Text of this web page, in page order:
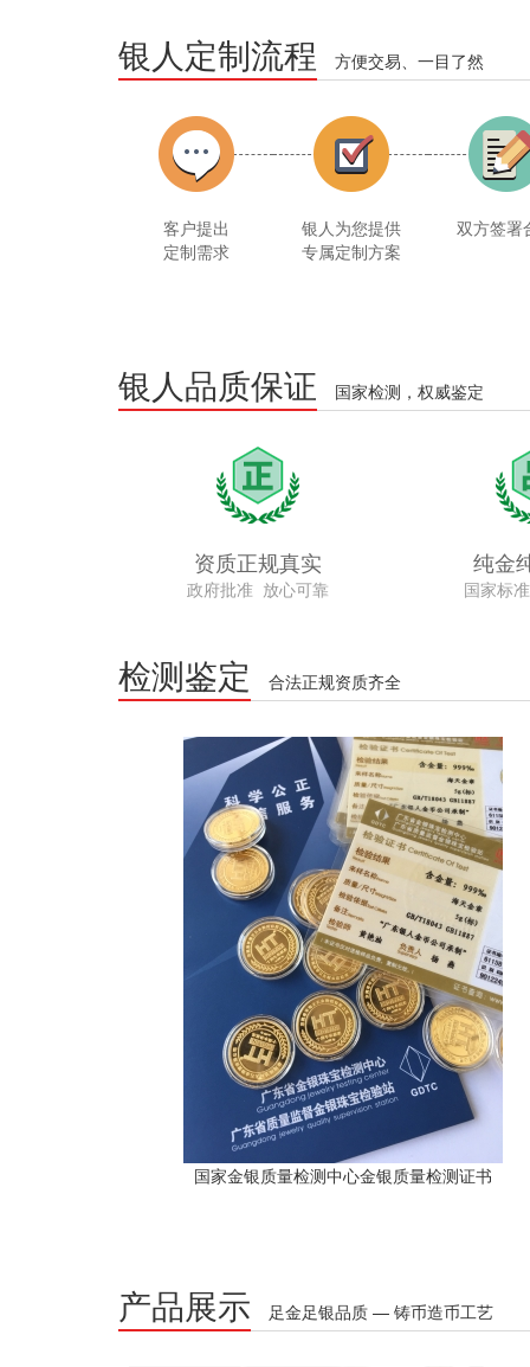
银人定制流程 方便交易、一目了然
客户提出
定制需求
银人为您提供
专属定制方案
双方签署
银人品质保证 国家检测，权威鉴定
资质正规真实
政府批准 放心可靠
纯金
国家标
检测鉴定 合法正规资质齐全
国家金银质量检测中心金银质量检测证书
产品展示 足金足银品质 — 铸币造币工艺